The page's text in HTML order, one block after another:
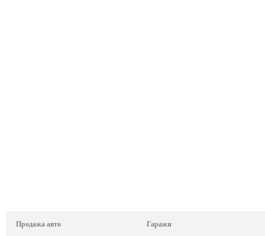
Продажа авто Гаражи